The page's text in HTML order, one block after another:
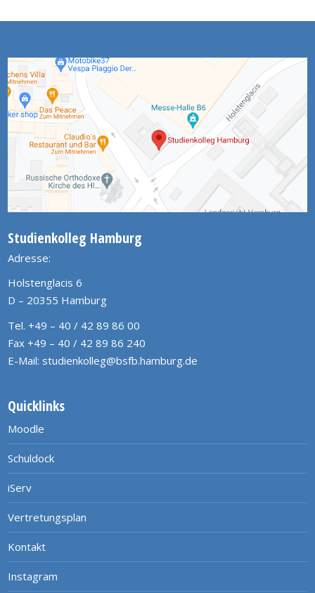
Studienkolleg Hamburg
Adresse:
Holstenglacis 6
D – 20355 Hamburg
Tel. +49 – 40 / 42 89 86 00
Fax +49 – 40 / 42 89 86 240
E-Mail: studienkolleg@bsfb.hamburg.de
Quicklinks
Moodle
Schuldock
iServ
Vertretungsplan
Kontakt
Instagram